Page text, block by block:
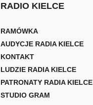
RADIO KIELCE
RAMÓWKA
AUDYCJE RADIA KIELCE
KONTAKT
LUDZIE RADIA KIELCE
PATRONATY RADIA KIELCE
STUDIO GRAM